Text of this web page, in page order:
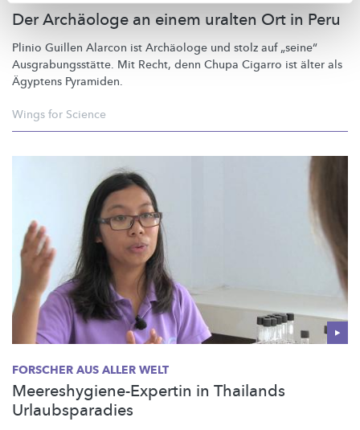
Der Archäologe an einem uralten Ort in Peru
Plinio Guillen Alarcon ist Archäologe und stolz auf „seine“
Ausgrabungsstätte. Mit Recht, denn Chupa Cigarro ist älter als
Ägyptens Pyramiden.
Wings for Science
FORSCHER AUS ALLER WELT
Meereshygiene-Expertin in Thailands
Urlaubsparadies